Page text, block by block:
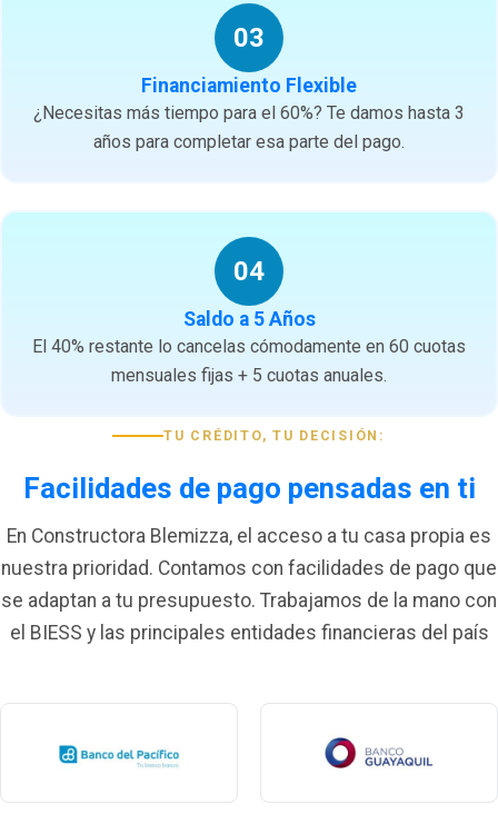
03
Financiamiento Flexible
¿Necesitas más tiempo para el 60%? Te damos hasta 3
años para completar esa parte del pago.
04
Saldo a 5 Años
El 40% restante lo cancelas cómodamente en 60 cuotas
mensuales fijas + 5 cuotas anuales.
TU CRÉDITO, TU DECISIÓN:
Facilidades de pago pensadas en ti
En Constructora Blemizza, el acceso a tu casa propia es
nuestra prioridad. Contamos con facilidades de pago que
se adaptan a tu presupuesto. Trabajamos de la mano con
el BIESS y las principales entidades financieras del país